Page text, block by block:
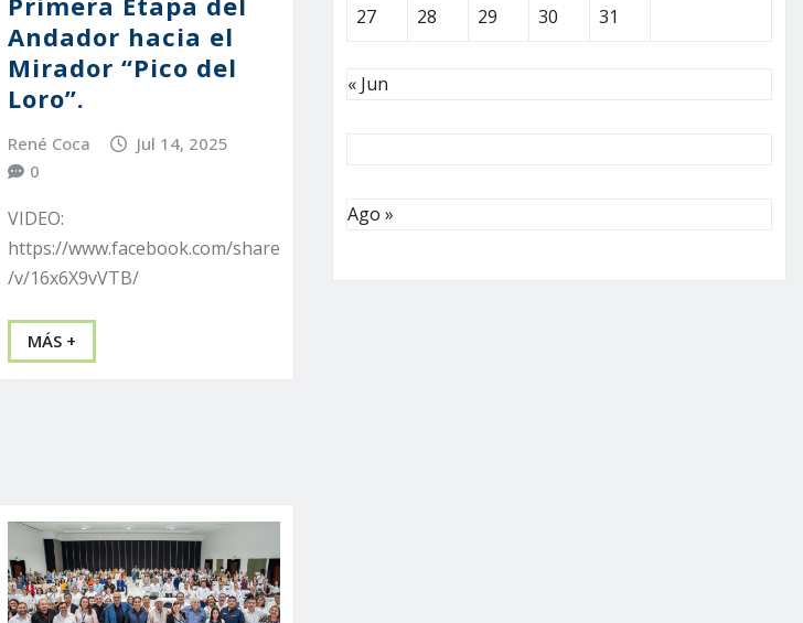
Andador hacia el
Mirador “Pico del
Loro”.
René Coca
Jul 14, 2025
0
VIDEO:
https://www.facebook.com/share
/v/16x6X9vVTB/
MÁS +
27
28 29 30 31
« Jun
Ago »